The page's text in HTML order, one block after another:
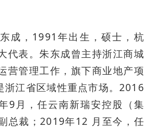
成，1991年出生，硕士，杭
代表。朱东成曾主持浙江商城
营管理工作，旗下商业地产项
浙江省区域性重点市场。2016
9月，任云南新瑞安控股（集
总裁；2019年12 月至今，任